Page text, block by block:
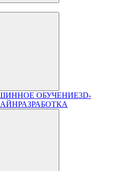
ОБУЧЕНИЕ3D-
РАЗРАБОТКА